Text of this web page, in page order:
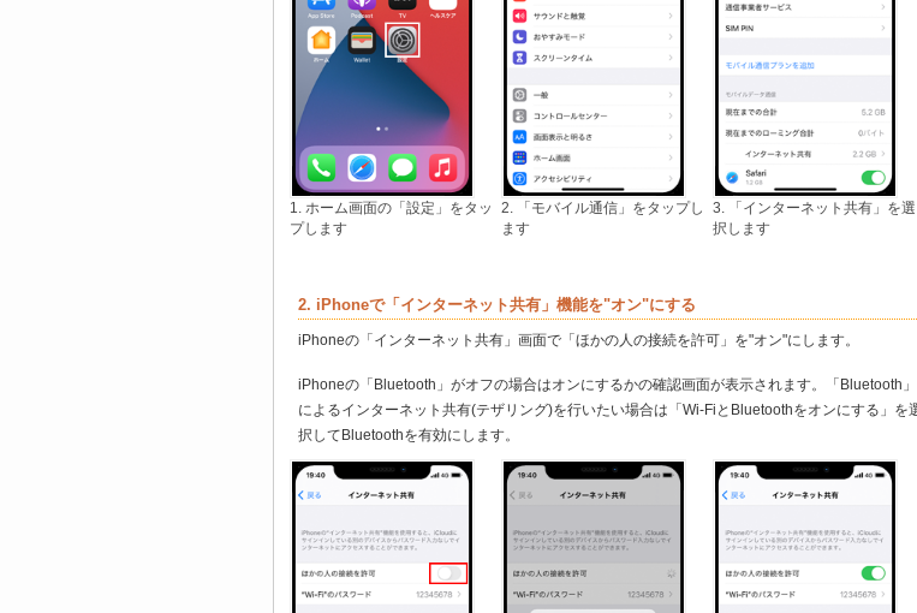
1. ホーム画面の「設定」をタッ
プします
2. 「モバイル通信」をタップし
ます
3. 「インターネット共有」を選
択します
2. iPhoneで「インターネット共有」機能を"オン"にする
iPhoneの「インターネット共有」画面で「ほかの人の接続を許可」を"オン"にします。
iPhoneの「Bluetooth」がオフの場合はオンにするかの確認画面が表示されます。「Bluetooth」
によるインターネット共有(テザリング)を行いたい場合は「Wi-FiとBluetoothをオンにする」を
択してBluetoothを有効にします。